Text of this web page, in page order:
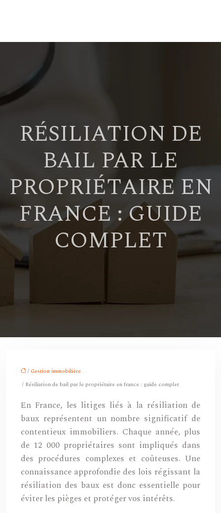
RÉSILIATION DE
BAIL PAR LE
PROPRIÉTAIRE EN
FRANCE : GUIDE
COMPLET
/ Gestion immobilière
/ Résiliation de bail par le propriétaire en france : guide complet
En France, les litiges liés à la résiliation de
baux représentent un nombre significatif de
contentieux immobiliers. Chaque année, plus
de 12 000 propriétaires sont impliqués dans
des procédures complexes et coûteuses. Une
connaissance approfondie des lois régissant la
résiliation des baux est donc essentielle pour
éviter les pièges et protéger vos intérêts.